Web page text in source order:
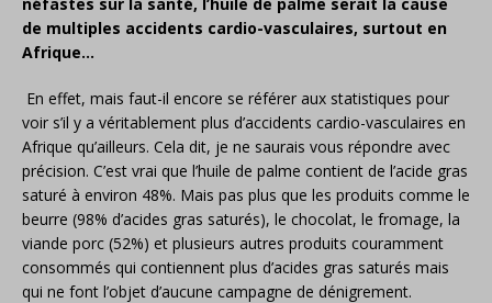
de multiples accidents cardio-vasculaires, surtout en
Afrique…
En effet, mais faut-il encore se référer aux statistiques pour
voir s’il y a véritablement plus d’accidents cardio-vasculaires en
Afrique qu’ailleurs. Cela dit, je ne saurais vous répondre avec
précision. C’est vrai que l’huile de palme contient de l’acide gras
saturé à environ 48%. Mais pas plus que les produits comme le
beurre (98% d’acides gras saturés), le chocolat, le fromage, la
viande porc (52%) et plusieurs autres produits couramment
consommés qui contiennent plus d’acides gras saturés mais
qui ne font l’objet d’aucune campagne de dénigrement.